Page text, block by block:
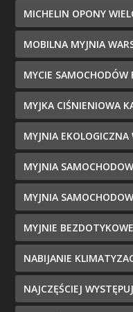
MICHELIN OPONY
MOBILNA MYJNIA
MYCIE SAMOCHODÓW
MYJKA CIŚNIENIOWA
MYJNIA EKOLOGICZNA
MYJNIA
MYJNIA
MYJNIE BEZDOTYKOWE
NABIJANIE
NAJCZĘŚCIEJ